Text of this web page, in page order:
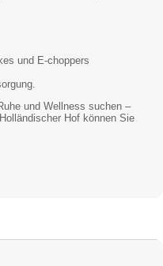
und E-choppers
und Wellness suchen –
Hof können Sie